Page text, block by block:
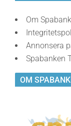
Om
Annonsera
Spabanken
OM